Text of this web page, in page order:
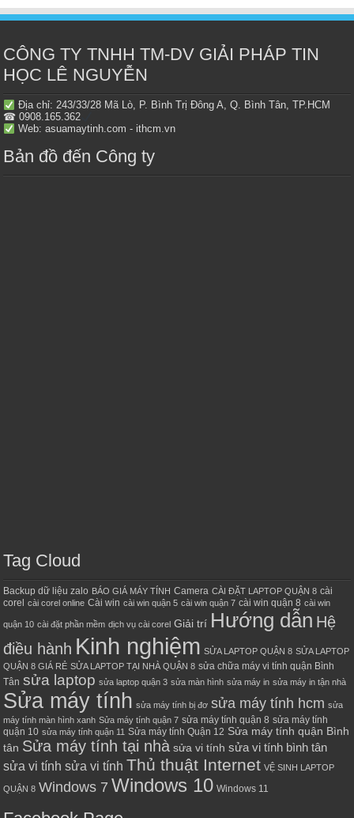
CÔNG TY TNHH TM-DV GIẢI PHÁP TIN
HỌC LÊ NGUYỄN
Địa chỉ: 243/33/28 Mã Lò, P. Bình Trị Đông A, Q. Bình Tân, TP.HCM
☎ 0908.165.362
Web: asuamaytinh.com - ithcm.vn
Bản đồ đến Công ty
Tag Cloud
Backup dữ liệu zalo BÁO GIÁ MÁY TÍNH Camera CÀI ĐẶT LAPTOP QUẬN 8 cài
corel
cài corel online Cài win cài win quận 5 cài win quận 7 cài win quận 8 cài win
quận 10 cài đặt phần mềm dịch vụ cài corel Giải trí Hướng dẫn Hệ
điều hành Kinh nghiệm SỬA LAPTOP QUẬN 8 SỬA LAPTOP
QUẬN 8 GIÁ RẺ SỬA LAPTOP TẠI NHÀ QUẬN 8 sửa chữa máy vi tính quận Bình
Tân sửa laptop sửa laptop quận 3 sửa màn hình sửa máy in sửa máy in tận nhà
Sửa máy tính sửa máy tính bị đơ sửa máy tính hcm sửa
máy tính màn hình xanh Sửa máy tính quận 7 sửa máy tính quận 8 sửa máy tính
quận 10 sửa máy tính quận 11 Sửa máy tính Quận 12 Sửa máy tính quận Bình
tân Sửa máy tính tại nhà sửa vi tính sửa vi tính bình tân
sửa vi tính sửa vi tính Thủ thuật Internet VỆ SINH LAPTOP
QUẬN 8 Windows 7 Windows 10 Windows 11